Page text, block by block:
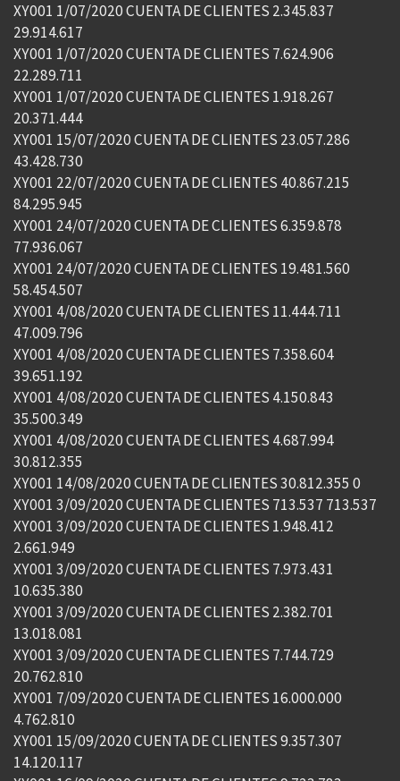
XY001 1/07/2020 CUENTA DE CLIENTES 2.345.837
29.914.617
XY001 1/07/2020 CUENTA DE CLIENTES 7.624.906
22.289.711
XY001 1/07/2020 CUENTA DE CLIENTES 1.918.267
20.371.444
XY001 15/07/2020 CUENTA DE CLIENTES 23.057.286
43.428.730
XY001 22/07/2020 CUENTA DE CLIENTES 40.867.215
84.295.945
XY001 24/07/2020 CUENTA DE CLIENTES 6.359.878
77.936.067
XY001 24/07/2020 CUENTA DE CLIENTES 19.481.560
58.454.507
XY001 4/08/2020 CUENTA DE CLIENTES 11.444.711
47.009.796
XY001 4/08/2020 CUENTA DE CLIENTES 7.358.604
39.651.192
XY001 4/08/2020 CUENTA DE CLIENTES 4.150.843
35.500.349
XY001 4/08/2020 CUENTA DE CLIENTES 4.687.994
30.812.355
XY001 14/08/2020 CUENTA DE CLIENTES 30.812.355 0
XY001 3/09/2020 CUENTA DE CLIENTES 713.537 713.537
XY001 3/09/2020 CUENTA DE CLIENTES 1.948.412
2.661.949
XY001 3/09/2020 CUENTA DE CLIENTES 7.973.431
10.635.380
XY001 3/09/2020 CUENTA DE CLIENTES 2.382.701
13.018.081
XY001 3/09/2020 CUENTA DE CLIENTES 7.744.729
20.762.810
XY001 7/09/2020 CUENTA DE CLIENTES 16.000.000
4.762.810
XY001 15/09/2020 CUENTA DE CLIENTES 9.357.307
14.120.117